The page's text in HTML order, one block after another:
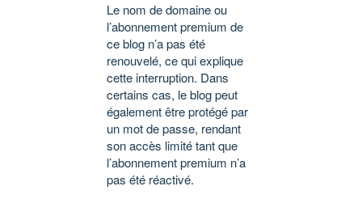
Le nom de domaine ou
l’abonnement premium de
ce blog n’a pas été
renouvelé, ce qui explique
cette interruption. Dans
certains cas, le blog peut
également être protégé par
un mot de passe, rendant
son accès limité tant que
l’abonnement premium n’a
pas été réactivé.